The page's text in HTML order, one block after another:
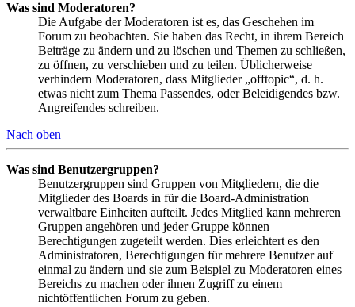
Was sind Moderatoren?
Die Aufgabe der Moderatoren ist es, das Geschehen im
Forum zu beobachten. Sie haben das Recht, in ihrem Bereich
Beiträge zu ändern und zu löschen und Themen zu schließen,
zu öffnen, zu verschieben und zu teilen. Üblicherweise
verhindern Moderatoren, dass Mitglieder „offtopic“, d. h.
etwas nicht zum Thema Passendes, oder Beleidigendes bzw.
Angreifendes schreiben.
Nach oben
Was sind Benutzergruppen?
Benutzergruppen sind Gruppen von Mitgliedern, die die
Mitglieder des Boards in für die Board-Administration
verwaltbare Einheiten aufteilt. Jedes Mitglied kann mehreren
Gruppen angehören und jeder Gruppe können
Berechtigungen zugeteilt werden. Dies erleichtert es den
Administratoren, Berechtigungen für mehrere Benutzer auf
einmal zu ändern und sie zum Beispiel zu Moderatoren eines
Bereichs zu machen oder ihnen Zugriff zu einem
nichtöffentlichen Forum zu geben.